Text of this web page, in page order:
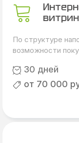
По структуре
возможности
30 дней
от 70 000